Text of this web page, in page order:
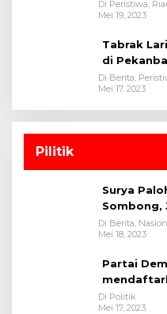
Di Peristiwa,
Mei 19, 2023
Tabrak
di
Di Berita,
Mei 17, 2023
Pilitik
Surya
Sombong,
Di Berita,
Mei 18, 2023
Partai
Di Politik
Mei 17, 2023